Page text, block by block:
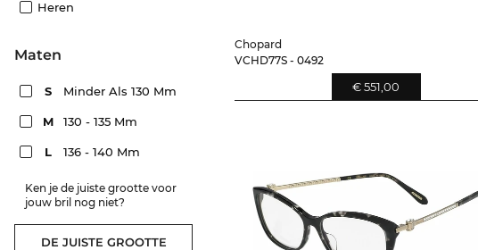
Heren
Maten
S Minder Als 130 Mm
M 130 - 135 Mm
L 136 - 140 Mm
Ken je de juiste grootte voor
jouw bril nog niet?
DE JUISTE GROOTTE
Chopard
VCHD77S - 0492
€ 551,00